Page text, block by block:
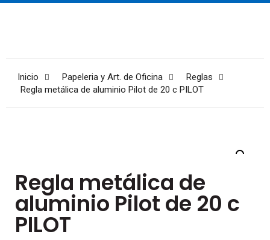
Inicio Papeleria y Art. de Oficina
Reglas
Regla metálica de aluminio Pilot de 20 c PILOT
Regla metálica de
aluminio Pilot de 20 c
PILOT